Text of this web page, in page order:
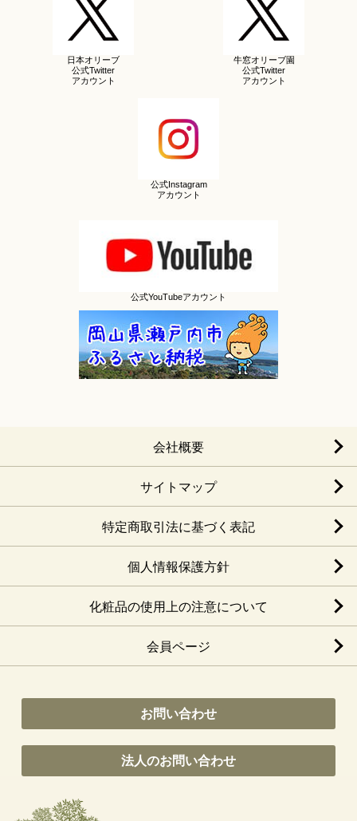
日本オリーブ
公式Twitter
アカウント
牛窓オリーブ園
公式Twitter
アカウント
公式Instagram
アカウント
公式YouTubeアカウント
会社概要
サイトマップ
特定商取引法に基づく表記
個人情報保護方針
化粧品の使用上の注意について
会員ページ
お問い合わせ
法人のお問い合わせ